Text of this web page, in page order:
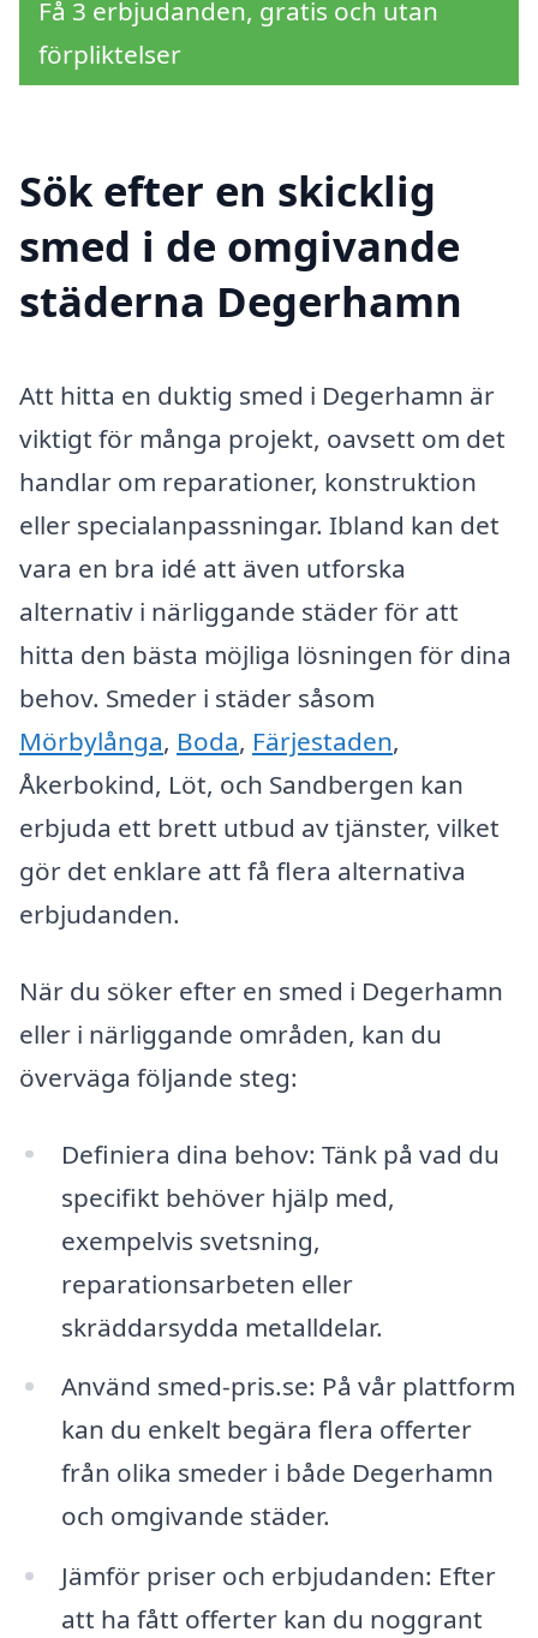
Få 3 erbjudanden, gratis och utan
förpliktelser
Sök efter en skicklig
smed i de omgivande
städerna Degerhamn
Att hitta en duktig smed i Degerhamn är
viktigt för många projekt, oavsett om det
handlar om reparationer, konstruktion
eller specialanpassningar. Ibland kan det
vara en bra idé att även utforska
alternativ i närliggande städer för att
hitta den bästa möjliga lösningen för dina
behov. Smeder i städer såsom
Mörbylånga, Boda, Färjestaden,
Åkerbokind, Löt, och Sandbergen kan
erbjuda ett brett utbud av tjänster, vilket
gör det enklare att få flera alternativa
erbjudanden.
När du söker efter en smed i Degerhamn
eller i närliggande områden, kan du
överväga följande steg:
Definiera dina behov: Tänk på vad du
specifikt behöver hjälp med,
exempelvis svetsning,
reparationsarbeten eller
skräddarsydda metalldelar.
Använd smed-pris.se: På vår plattform
kan du enkelt begära flera offerter
från olika smeder i både Degerhamn
och omgivande städer.
Jämför priser och erbjudanden: Efter
att ha fått offerter kan du noggrant